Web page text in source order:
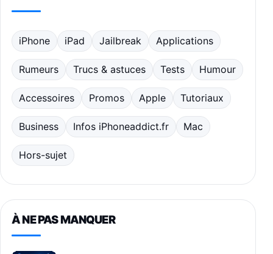
iPhone iPad Jailbreak Applications
Rumeurs Trucs & astuces Tests Humour
Accessoires Promos Apple Tutoriaux
Business Infos iPhoneaddict.fr Mac
Hors-sujet
À NE PAS MANQUER